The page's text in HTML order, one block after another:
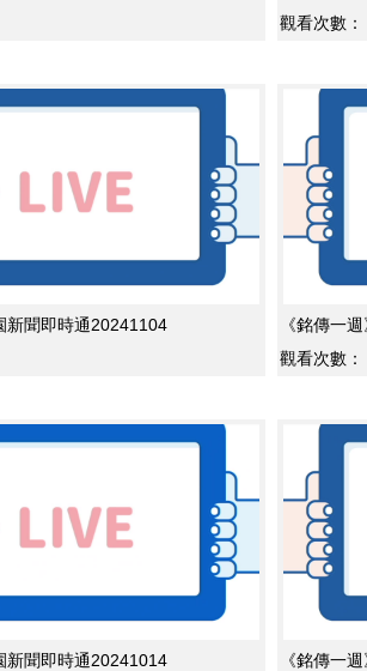
觀看次數：
新聞即時通20241104
《銘傳一
觀看次數：
新聞即時通20241014
《銘傳一